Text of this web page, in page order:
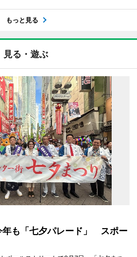
もっと見る
見る・遊ぶ
年も「七夕パレード」 スポー